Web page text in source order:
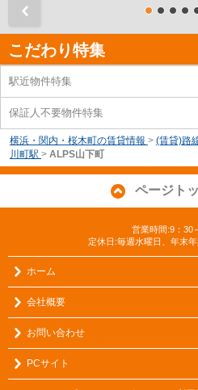
こだわり特集
駅近物件特集
保証人不要物件特集
横浜・関内・桜木町の賃貸情報 > (賃貸)路
川町駅 > ALPS山下町
ページト
営業時間:9：30
定休日:毎週水曜日、年末
ホーム
会社概要
お問い合わせ
PCサイト